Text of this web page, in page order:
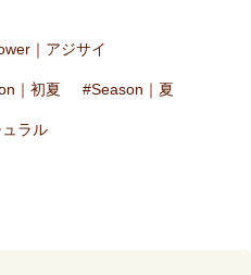
｜アジサイ
｜初夏 Season｜夏
ラル